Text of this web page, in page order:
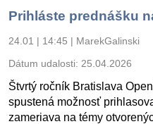
Prihláste prednášku
24.01 | 14:45 | MarekGalinski
Dátum udalosti: 25.04.2026
Štvrtý ročník Bratislava
spustená možnosť
zameriava na témy